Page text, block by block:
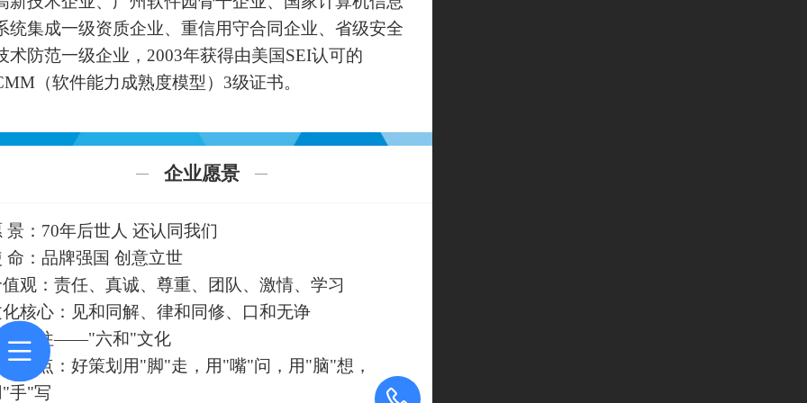
统集成一级资质企业、重信用守合同企业、省级安全
术防范一级企业，2003年获得由美国SEI认可的
（软件能力成熟度模型）3级证书。
企业愿景
景：70年后世人 还认同我们
命：品牌强国 创意立世
观：责任、真诚、尊重、团队、激情、学习
核心：见和同解、律和同修、口和无诤
和同往——"六和"文化
观点：好策划用"脚"走，用"嘴"问，用"脑"想，
手"写